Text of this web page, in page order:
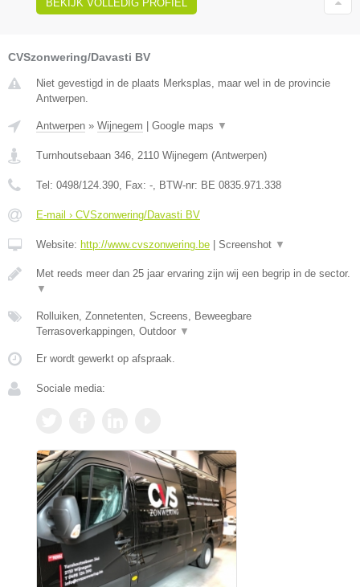
BEKIJK VOLLEDIG PROFIEL
CVSzonwering/Davasti BV
Niet gevestigd in de plaats Merksplas, maar wel in de provincie
Antwerpen.
Antwerpen » Wijnegem Google maps ▼
Turnhoutsebaan 346, 2110 Wijnegem (Antwerpen)
Tel: 0498/124.390, Fax: -, BTW-nr: BE 0835.971.338
E-mail › CVSzonwering/Davasti BV
Website: http://www.cvszonwering.be Screenshot ▼
Met reeds meer dan 25 jaar ervaring zijn wij een begrip in de sector.
▼
Rolluiken, Zonnetenten, Screens, Beweegbare
Terrasoverkappingen, Outdoor ▼
Er wordt gewerkt op afspraak.
Sociale media: